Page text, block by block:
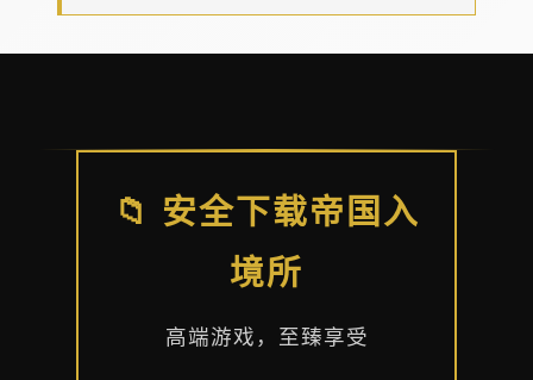
📁 安全下载帝国入
境所
高端游戏，至臻享受